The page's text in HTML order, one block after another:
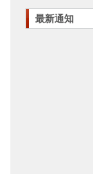
最新通知